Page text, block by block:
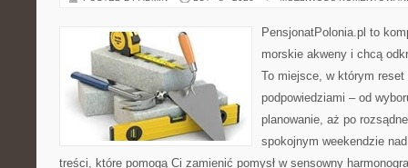
PensjonatPolonia.pl to
morskie akweny i chcą
To miejsce, w którym
podpowiedziami – od
planowanie, aż po
spokojnym weekendzie
treści, które pomogą Ci zamienić pomysł w sensowny